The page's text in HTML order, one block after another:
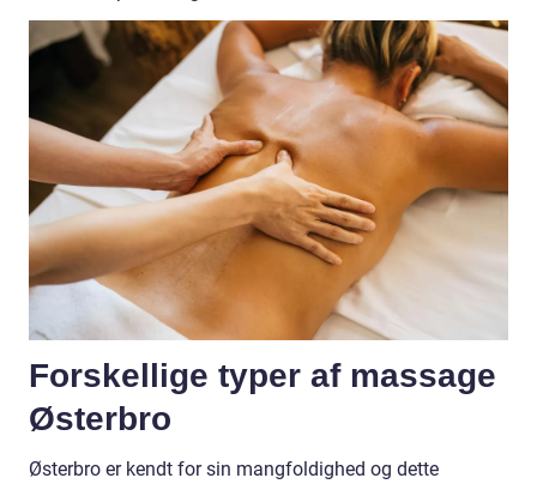
Forskellige typer af massage
Østerbro
Østerbro er kendt for sin mangfoldighed og dette